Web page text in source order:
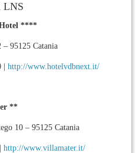
LNS
Hotel ****
– 95125 Catania
| http://www.hotelvdbnext.it/
**
10 – 95125 Catania
http://www.villamater.it/